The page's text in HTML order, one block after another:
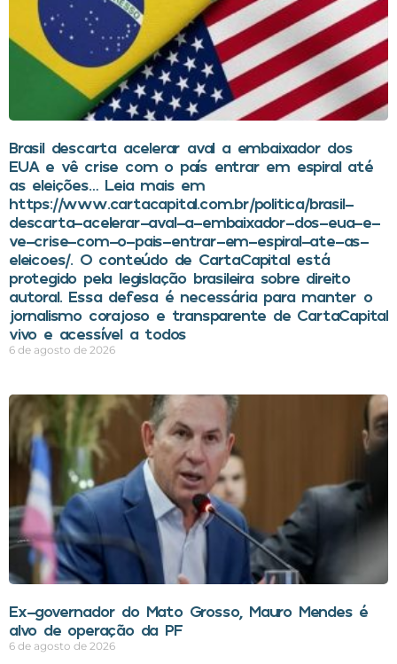
Brasil descarta acelerar aval a embaixador dos
EUA e vê crise com o país entrar em espiral até
as eleições… Leia mais em
https://www.cartacapital.com.br/politica/brasil-
descarta-acelerar-aval-a-embaixador-dos-eua-e-
ve-crise-com-o-pais-entrar-em-espiral-ate-as-
eleicoes/. O conteúdo de CartaCapital está
protegido pela legislação brasileira sobre direito
autoral. Essa defesa é necessária para manter o
jornalismo corajoso e transparente de CartaCapital
vivo e acessível a todos
6 de agosto de 2026
Ex-governador do Mato Grosso, Mauro Mendes é
alvo de operação da PF
6 de agosto de 2026